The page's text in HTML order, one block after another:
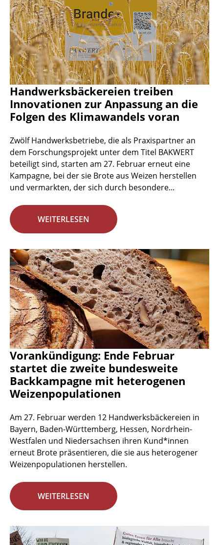
Handwerksbäckereien treiben
Innovationen zur Anpassung an die
Folgen des Klimawandels voran
Zwölf Handwerksbetriebe, die als Praxispartner an
dem Forschungsprojekt unter dem Titel BAKWERT
beteiligt sind, starten am 27. Februar erneut eine
Kampagne, bei der sie Brote aus Weizen herstellen
und vermarkten, der sich durch besondere...
WEITERLESEN
Vorankündigung: Ende Februar
startet die zweite bundesweite
Backkampagne mit heterogenen
Weizenpopulationen
Am 27. Februar werden 12 Handwerksbäckereien in
Bayern, Baden-Württemberg, Hessen, Nordrhein-
Westfalen und Niedersachsen ihren Kund*innen
erneut Brote präsentieren, die sie aus heterogener
Weizenpopulationen herstellen.
WEITERLESEN